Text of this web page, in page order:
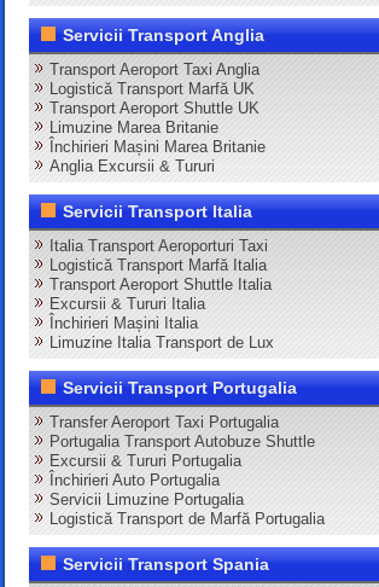
Servicii Transport Anglia
Transport Aeroport Taxi Anglia
Logistică Transport Marfă UK
Transport Aeroport Shuttle UK
Limuzine Marea Britanie
Închirieri Mașini Marea Britanie
Anglia Excursii & Tururi
Servicii Transport Italia
Italia Transport Aeroporturi Taxi
Logistică Transport Marfă Italia
Transport Aeroport Shuttle Italia
Excursii & Tururi Italia
Închirieri Mașini Italia
Limuzine Italia Transport de Lux
Servicii Transport Portugalia
Transfer Aeroport Taxi Portugalia
Portugalia Transport Autobuze Shuttle
Excursii & Tururi Portugalia
Închirieri Auto Portugalia
Servicii Limuzine Portugalia
Logistică Transport de Marfă Portugalia
Servicii Transport Spania